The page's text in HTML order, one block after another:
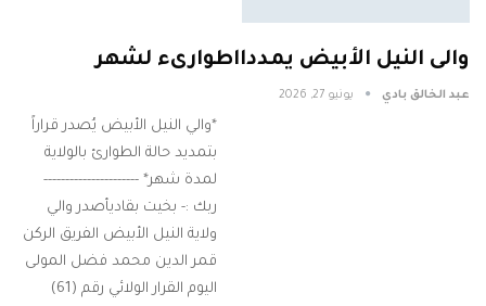
والى النيل الأبيض يمددااطوارىء لشهر
عبد الخالق بادي يونيو 27, 2026
*​والي النيل الأبيض يُصدر قراراً
بتمديد حالة الطوارئ بالولاية
لمدة شهر* ----------------------
ربك :- بخيت بقادي ​أصدر والي
ولاية النيل الأبيض الفريق الركن
قمر الدين محمد فضل المولى
اليوم القرار الولائي رقم (61)